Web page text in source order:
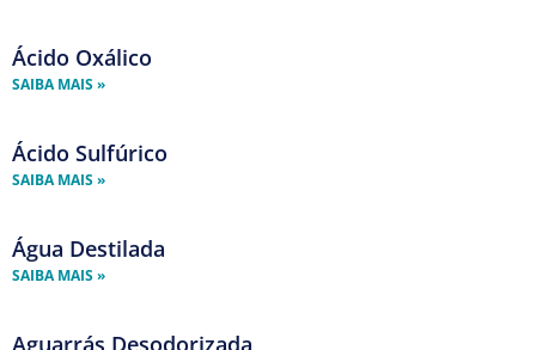
Ácido Oxálico
SAIBA MAIS »
Ácido Sulfúrico
SAIBA MAIS »
Água Destilada
SAIBA MAIS »
Aguarrás Desodorizada